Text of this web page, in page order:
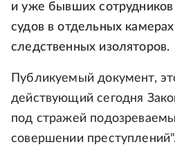
и уже бывших сотрудников
судов в отдельных
следственных изоляторов.
Публикуемый документ,
действующий сегодня
под стражей
совершении